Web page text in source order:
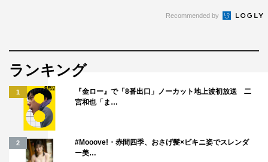
そんな藍ちゃんを、八十島監督を筆頭にキャスト・スタッ
すてきな作品となっていると思います。
君沢ユウキ コメント
奥海英明役を演じさせていただきます、君沢ユウキです。
このたびは光栄な機会をいただき、大変幸せな撮影時間で
した。
Recommended by
ランキング
1
『金ロー』で「8番出口」ノーカット地上波初放送 二
宮和也「ま…
2
#Mooove!・赤間四季、おさげ髪×ビキニ姿でスレンダ
ー美…